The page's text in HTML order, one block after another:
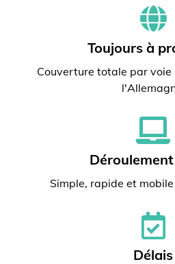
Toujours à
Couverture totale par
Simple, rapide et
Délais